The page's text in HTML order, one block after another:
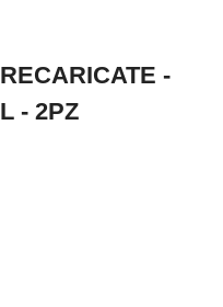
-
- 2PZ